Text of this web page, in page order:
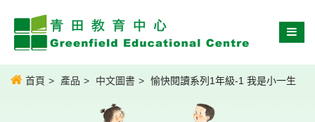
首頁 產品 中文圖書 愉快閱讀系列1年級-1 我是小一生